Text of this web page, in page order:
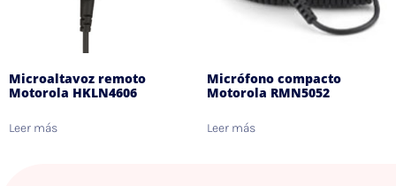
Microaltavoz remoto
Motorola HKLN4606
Leer más
Micrófono compacto
Motorola RMN5052
Leer más